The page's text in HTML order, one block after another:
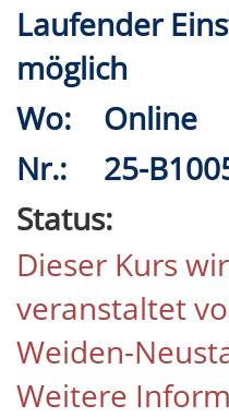
Laufender
möglich
Wo:
Online
Nr.:
25-
Status:
Dieser Kurs
veranstaltet
Weiden-
Weitere